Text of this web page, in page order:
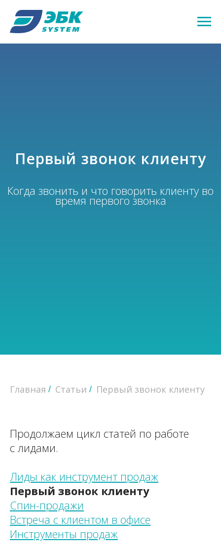
Первый звонок клиенту
Когда звонить и что говорить клиенту во
время первого звонка
Главная / Статьи / Первый звонок клиенту
Продолжаем цикл статей по работе
с лидами.
Лиды как инструмент продаж
Первый звонок клиенту
Спин-продажи
Встреча с клиентом в офисе
Инструменты продаж